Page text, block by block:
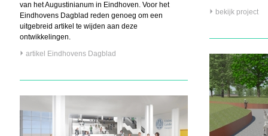
van het Augustinianum in Eindhoven. Voor het
Eindhovens Dagblad reden genoeg om een
uitgebreid artikel te wijden aan deze
ontwikkelingen.
artikel Eindhovens Dagblad
bekijk project